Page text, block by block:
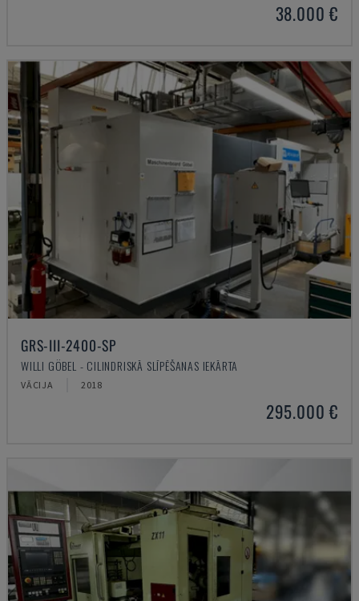
38.000 €
GRS-III-2400-SP
WILLI GÖBEL - CILINDRISKĀ SLĪPĒŠANAS IEKĀRTA
VĀCIJA 2018
295.000 €